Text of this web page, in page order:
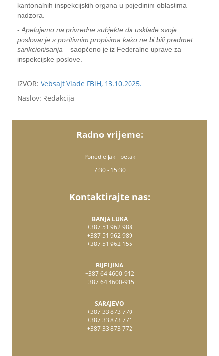
kantonalnih inspekcijskih organa u pojedinim oblastima
nadzora.
- Apelujemo na privredne subjekte da usklade svoje
poslovanje s pozitivnim propisima kako ne bi bili predmet
sankcionisanja – saopćeno je iz Federalne uprave za
inspekcijske poslove.
IZVOR: Vebsajt Vlade FBiH, 13.10.2025.
Naslov: Redakcija
Radno vrijeme:
Ponedjeljak - petak
7:30 - 15:30
Kontaktirajte nas:
BANJA LUKA
+387 51 962 988
+387 51 962 989
+387 51 962 155
BIJELJINA
+387 64 4600-912
+387 64 4600-915
SARAJEVO
+387 33 873 770
+387 33 873 771
+387 33 873 772